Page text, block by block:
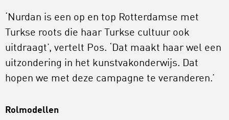
‘Nurdan is een op en top Rotterdamse met
Turkse roots die haar Turkse cultuur ook
uitdraagt’, vertelt Pos. ‘Dat maakt haar wel een
uitzondering in het kunstvakonderwijs. Dat
hopen we met deze campagne te veranderen.’
Rolmodellen